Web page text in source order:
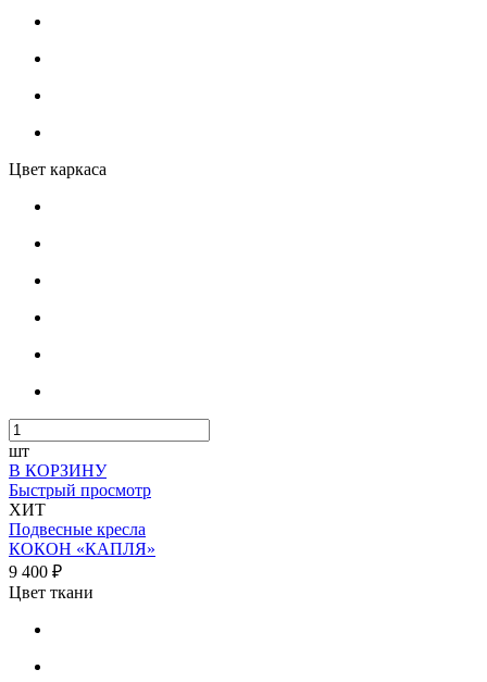
Цвет каркаса
шт
В КОРЗИНУ
Быстрый просмотр
ХИТ
Подвесные кресла
КОКОН «КАПЛЯ»
9 400 ₽
Цвет ткани